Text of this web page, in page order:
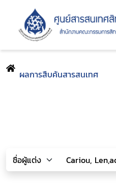
ผลการสืบค้นสารสนเทศ